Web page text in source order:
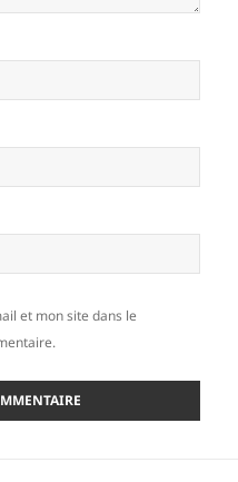
et mon site dans le